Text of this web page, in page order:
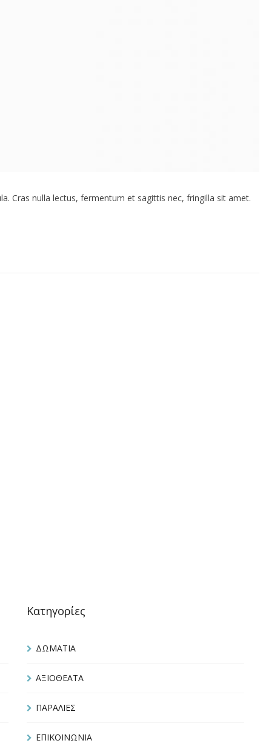
Cras nulla lectus, fermentum et sagittis nec, fringilla sit amet.
Κατηγορίες
ΔΩΜΑΤΙΑ
ΑΞΙΟΘΕΑΤΑ
ΠΑΡΑΛΙΕΣ
ΕΠΙΚΟΙΝΩΝΙΑ